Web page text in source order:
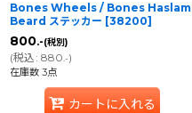
Bones Wheels / Bones Haslam
Beard ステッカー [38200]
800.-(税別)
(税込: 880.-)
在庫数 3点
カートに入れる